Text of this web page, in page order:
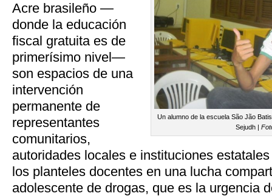
Un alumno de la escuela São Jão
Sejudh |
Acre brasileño —
donde la educación
fiscal gratuita es de
primerísimo nivel—
son espacios de una
intervención
permanente de
representantes
comunitarios,
autoridades locales e instituciones
los planteles docentes en una lucha
adolescente de drogas, que es la urgencia